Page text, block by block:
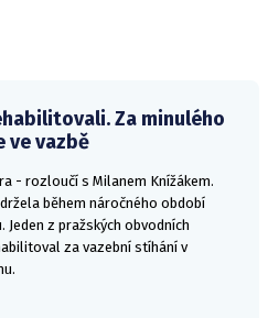
Za minulého
ve vazbě
- rozloučí s Milanem Knížákem.
během náročného období
z pražských obvodních
za vazební stíhání v